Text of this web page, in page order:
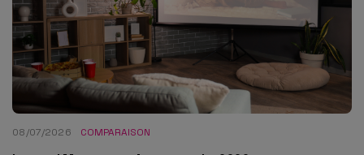
08/07/2026 COMPARAISON